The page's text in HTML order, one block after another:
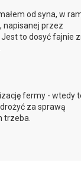
od syna, w
napisanej przez
to dosyć fajnie
fermy - wtedy
za sprawą
trzeba.